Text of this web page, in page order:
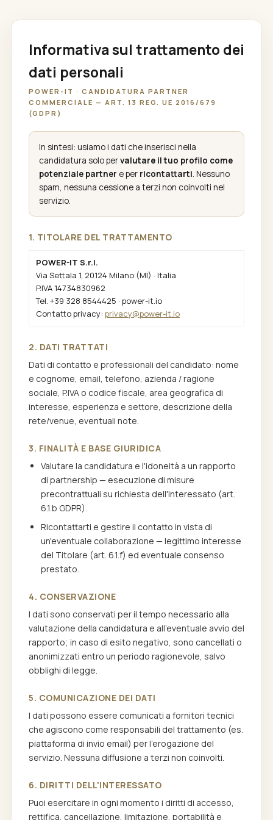
Informativa sul trattamento dei
dati personali
POWER-IT · CANDIDATURA PARTNER
COMMERCIALE — ART. 13 REG. UE 2016/679
(GDPR)
In sintesi: usiamo i dati che inserisci nella
candidatura solo pervalutare il tuo profilo come
potenziale partner e per ricontattarti. Nessuno
spam, nessuna cessione a terzi non coinvolti nel
servizio.
1. TITOLARE DEL TRATTAMENTO
POWER-IT S.r.l.
Via Settala 1, 20124 Milano (MI) · Italia
P.IVA 14734830962
Tel. +39 328 8544425 · power-it.io
Contatto privacy: privacy@power-it.io
2. DATI TRATTATI
Dati di contatto e professionali del candidato: nome
e cognome, email, telefono, azienda / ragione
sociale, P.IVA o codice fiscale, area geografica di
interesse, esperienza e settore, descrizione della
rete/venue, eventuali note.
3. FINALITÀ E BASE GIURIDICA
Valutare la candidatura e l'idoneità a un rapporto
di partnership — esecuzione di misure
precontrattuali su richiesta dell'interessato (art.
6.1.b GDPR).
Ricontattarti e gestire il contatto in vista di
un'eventuale collaborazione — legittimo interesse
del Titolare (art. 6.1.f) ed eventuale consenso
prestato.
4. CONSERVAZIONE
I dati sono conservati per il tempo necessario alla
valutazione della candidatura e all'eventuale avvio del
rapporto; in caso di esito negativo, sono cancellati o
anonimizzati entro un periodo ragionevole, salvo
obblighi di legge.
5. COMUNICAZIONE DEI DATI
I dati possono essere comunicati a fornitori tecnici
che agiscono come responsabili del trattamento (es.
piattaforma di invio email) per l'erogazione del
servizio. Nessuna diffusione a terzi non coinvolti.
6. DIRITTI DELL'INTERESSATO
Puoi esercitare in ogni momento i diritti di accesso,
rettifica, cancellazione, limitazione, portabilità e